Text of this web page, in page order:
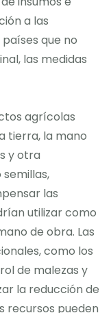
a las
que no
las medidas
agrícolas
tierra, la mano
y otra
las
utilizar como
de obra. Las
como los
de malezas y
la reducción de
recursos pueden